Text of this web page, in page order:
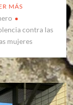
MÁS
contra las
mujeres